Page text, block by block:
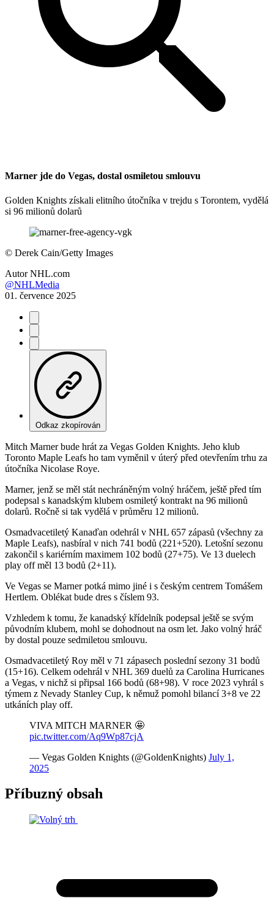
Marner jde do Vegas, dostal osmiletou smlouvu
Golden Knights získali elitního útočníka v trejdu s Torontem, vydělá
si 96 milionů dolarů
© Derek Cain/Getty Images
Autor NHL.com
@NHLMedia
01. července 2025
Odkaz zkopírován
Mitch Marner bude hrát za Vegas Golden Knights. Jeho klub
Toronto Maple Leafs ho tam vyměnil v úterý před otevřením trhu za
útočníka Nicolase Roye.
Marner, jenž se měl stát nechráněným volný hráčem, ještě před tím
podepsal s kanadským klubem osmiletý kontrakt na 96 milionů
dolarů. Ročně si tak vydělá v průměru 12 milionů.
Osmadvacetiletý Kanaďan odehrál v NHL 657 zápasů (všechny za
Maple Leafs), nasbíral v nich 741 bodů (221+520). Letošní sezonu
zakončil s kariérním maximem 102 bodů (27+75). Ve 13 duelech
play off měl 13 bodů (2+11).
Ve Vegas se Marner potká mimo jiné i s českým centrem Tomášem
Hertlem. Oblékat bude dres s číslem 93.
Vzhledem k tomu, že kanadský křídelník podepsal ještě se svým
původním klubem, mohl se dohodnout na osm let. Jako volný hráč
by dostal pouze sedmiletou smlouvu.
Osmadvacetiletý Roy měl v 71 zápasech poslední sezony 31 bodů
(15+16). Celkem odehrál v NHL 369 duelů za Carolina Hurricanes
a Vegas, v nichž si připsal 166 bodů (68+98). V roce 2023 vyhrál s
týmem z Nevady Stanley Cup, k němuž pomohl bilancí 3+8 ve 22
utkáních play off.
VIVA MITCH MARNER 🤩
pic.twitter.com/Aq9Wp87cjA
— Vegas Golden Knights (@GoldenKnights) July 1,
2025
Příbuzný obsah